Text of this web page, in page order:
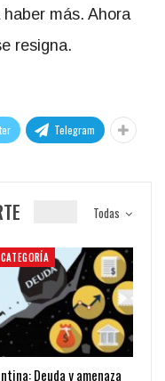
más. Ahora
resigna.
Telegram
Todas
Deuda y amenaza